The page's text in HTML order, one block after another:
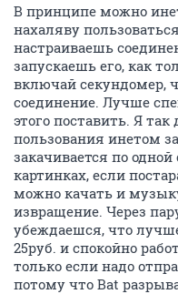
В принципе можно
нахаляву
настраиваешь
запускаешь его, как
включай секундомер,
соединение. Лучше
этого поставить. Я
пользования инетом
закачивается по
картинках, если
можно качать и
извращение. Через
убеждаешся, что
25руб. и спокойно
только если надо
потому что Bat